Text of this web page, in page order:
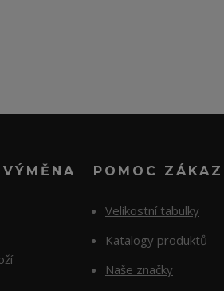
POMOC
Velikostní tabulky
Katalogy produktů
Naše značky